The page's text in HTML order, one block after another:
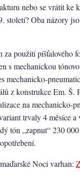
nebo se vrátit ke
století? Oba názory
za použití píšťalového
s mechanickou
mechanicko-
z konstrukce Em. Š.
na mechanicko-
trvaly 4 měsíce
tón „zapnut“ 230
Noci varhan: